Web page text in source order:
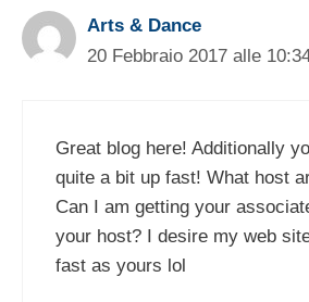
Arts & Dance
20 Febbraio 2017 alle
Great blog here! Additionally
quite a bit up fast! What host
Can I am getting your
your host? I desire my web
fast as yours lol